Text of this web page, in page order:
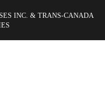
INC. & TRANS-CANADA